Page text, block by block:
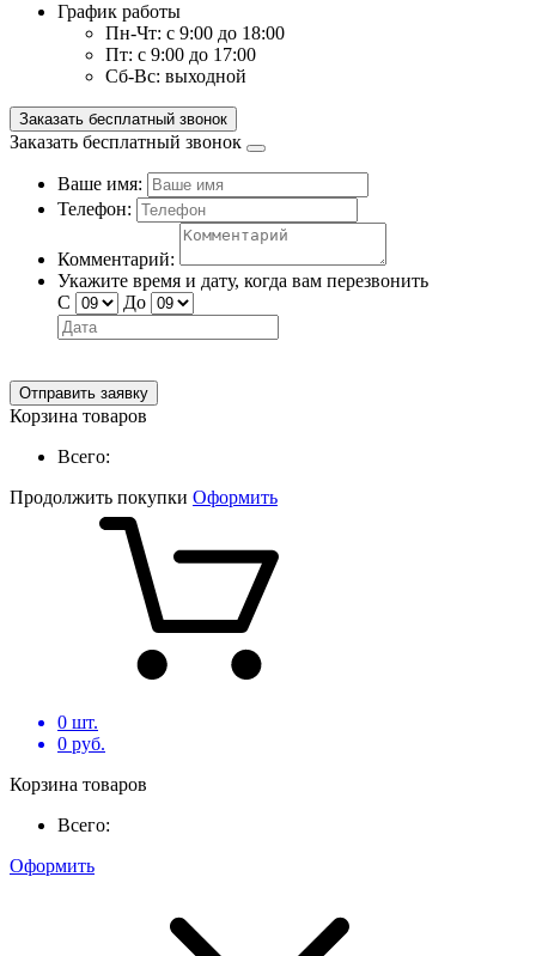
График работы
Пн-Чт: с 9:00 до 18:00
Пт: с 9:00 до 17:00
Сб-Вс: выходной
Заказать бесплатный звонок
Заказать бесплатный звонок
Ваше имя:
Телефон:
Комментарий:
Укажите время и дату, когда вам перезвонить
С
До
Отправить заявку
Корзина товаров
Всего:
Продолжить покупки Оформить
0 шт.
0 руб.
Корзина товаров
Всего:
Оформить